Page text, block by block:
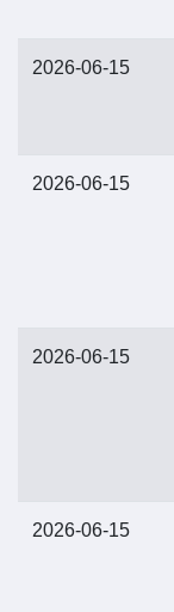
2026-06-15
2026-06-15
2026-06-15
2026-06-15